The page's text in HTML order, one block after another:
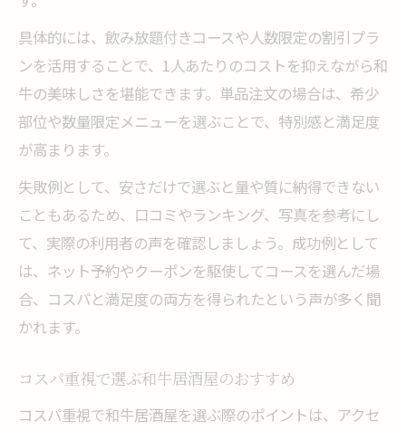
具体的には、飲み放題付きコースや人数限定の割引プラ
ンを活用することで、1人あたりのコストを抑えながら和
牛の美味しさを堪能できます。単品注文の場合は、希少
部位や数量限定メニューを選ぶことで、特別感と満足度
が高まります。
失敗例として、安さだけで選ぶと量や質に納得できない
こともあるため、口コミやランキング、写真を参考にし
て、実際の利用者の声を確認しましょう。成功例として
は、ネット予約やクーポンを駆使してコースを選んだ場
合、コスパと満足度の両方を得られたという声が多く聞
かれます。
コスパ重視で選ぶ和牛居酒屋のおすすめ
コスパ重視で和牛居酒屋を選ぶ際のポイントは、アクセ